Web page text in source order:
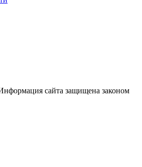
сайта защищена законом